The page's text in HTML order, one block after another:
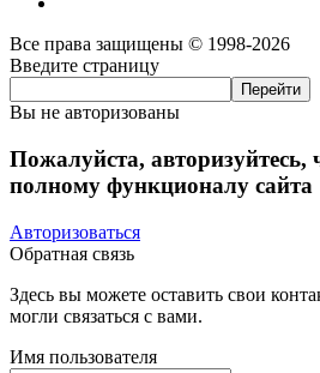
Все права защищены © 1998-2026
Введите страницу
Вы не авторизованы
Пожалуйста, авторизуйтесь,
полному функционалу сайта
Авторизоваться
Обратная связь
Здесь вы можете оставить свои
могли связаться с вами.
Имя пользователя